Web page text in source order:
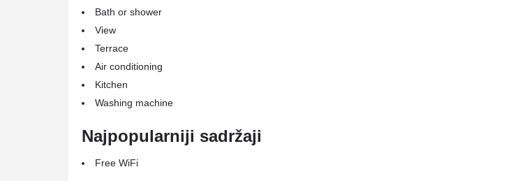
Bath or shower
View
Terrace
Air conditioning
Kitchen
Washing machine
Najpopularniji sadržaji
Free WiFi